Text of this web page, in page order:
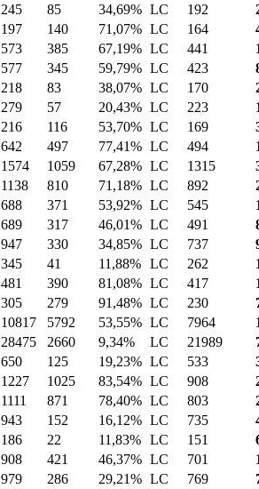
245 85 34,69% LC 192
197 140 71,07% LC 164
573 385 67,19% LC 441
577 345 59,79% LC 423
218 83 38,07% LC 170
279 57 20,43% LC 223
216 116 53,70% LC 169
642 497 77,41% LC 494
1574 1059 67,28% LC 1315
1138 810 71,18% LC 892
688 371 53,92% LC 545
689 317 46,01% LC 491
947 330 34,85% LC 737
345 41 11,88% LC 262
481 390 81,08% LC 417
305 279 91,48% LC 230
10817 5792 53,55% LC 7964
28475 2660 9,34% LC 21989
650 125 19,23% LC 533
1227 1025 83,54% LC 908
1111 871 78,40% LC 803
943 152 16,12% LC 735
186 22 11,83% LC 151
908 421 46,37% LC 701
979 286 29,21% LC 769